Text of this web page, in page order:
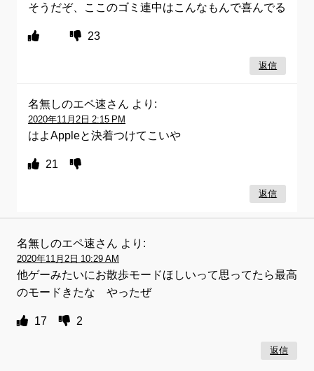
そうだぞ、ここのゴミ連中はこんなもんで喜んでる
23
返信
名無しのエペ速さん より:
2020年11月2日 2:15 PM
はよAppleと決着つけてこいや
21
返信
名無しのエペ速さん より:
2020年11月2日 10:29 AM
他ゲーみたいにお散歩モードほしいって思ってたら最高
のモードきたな やったぜ
17 2
返信